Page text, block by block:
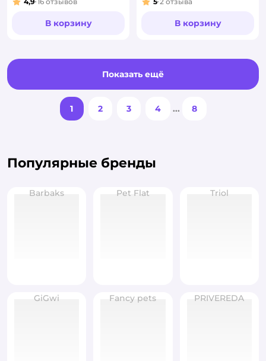
Рейтинг:
В корзину
Рейтинг:
В корзину
Показать ещё
1 2 3 4 ... 8
Популярные бренды
Barbaks Pet Flat Triol
GiGwi Fancy pets PRIVEREDA